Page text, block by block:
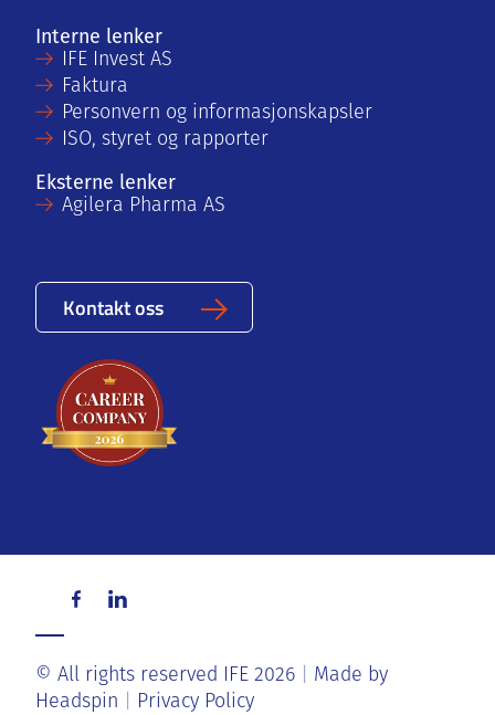
Interne lenker
IFE Invest AS
Faktura
Personvern og informasjonskapsler
ISO, styret og rapporter
Eksterne lenker
Agilera Pharma AS
Kontakt oss
© All rights reserved IFE 2026
Made by
Headspin
Privacy Policy